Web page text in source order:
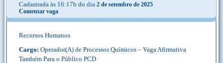
Cadastrada às 16:17h do dia 2 de setembro de 2025
Comentar vaga
Recursos Humanos
Cargo: Operador(A) de Processos Químicos – Vaga Afirmativa
Também Para o Público PCD